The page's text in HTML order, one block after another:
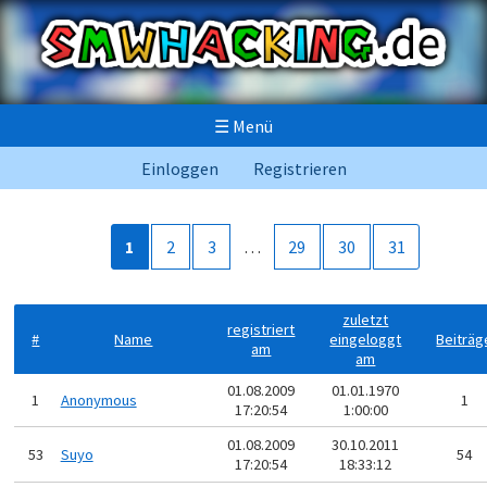
☰ Menü
Einloggen
Registrieren
1 2 3 … 29 30 31
# Name
registriert
am
zuletzt
eingeloggt
am
1 Anonymous
01.08.2009
17:20:54
01.01.1970
1:00:00
1
53 Suyo
01.08.2009
17:20:54
30.10.2011
18:33:12
54